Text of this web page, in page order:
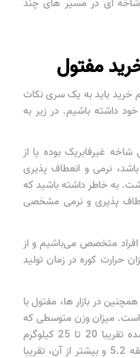
ای در مسیر های چند
مفتول
خرید باید به یک سری نکات
داشته باشیم. در زیر به
غیرفابریک بوده یا از
نرمی و انعطاف پذیری
به خاطر داشته باشید که
پذیری و نرمی مشخصی
افراد متخصص می‌باشیم و از
حرارت کوره در زمان تولید
در بازار ها، مفتول با
است. میزان وزن متوسطی که
برای حلقه سیاه 5.1 اندازه گیری شده تقریبا 20 تا 25 کیلوگرم
می‌باشد. به همین روال برای هر حلقه 5.2 و بیشتر از آن، تقریبا